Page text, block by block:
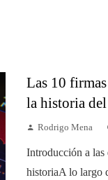
Las 10
la historia
Rodrigo Mena
Introducción a las
historiaA lo largo